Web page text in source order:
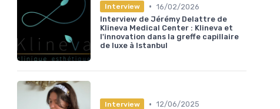
Interview • 16/02/2026
Interview de Jérémy Delattre de
Klineva Medical Center : Klineva et
l'innovation dans la greffe capillaire
de luxe à Istanbul
Interview • 12/06/2025